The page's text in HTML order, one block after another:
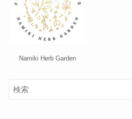
Namiki Herb Garden